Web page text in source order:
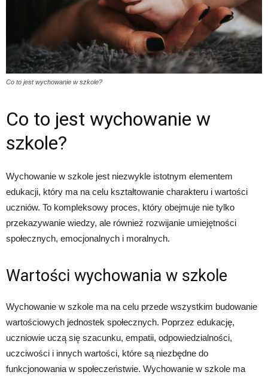
Co to jest wychowanie w szkole?
Co to jest wychowanie w
szkole?
Wychowanie w szkole jest niezwykle istotnym elementem
edukacji, który ma na celu kształtowanie charakteru i wartości
uczniów. To kompleksowy proces, który obejmuje nie tylko
przekazywanie wiedzy, ale również rozwijanie umiejętności
społecznych, emocjonalnych i moralnych.
Wartości wychowania w szkole
Wychowanie w szkole ma na celu przede wszystkim budowanie
wartościowych jednostek społecznych. Poprzez edukację,
uczniowie uczą się szacunku, empatii, odpowiedzialności,
uczciwości i innych wartości, które są niezbędne do
funkcjonowania w społeczeństwie. Wychowanie w szkole ma